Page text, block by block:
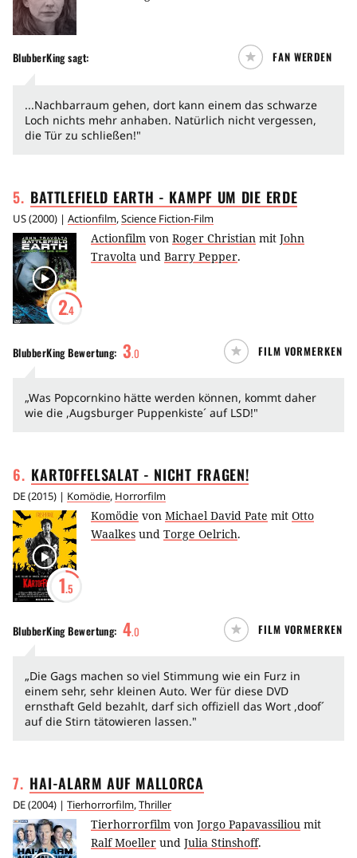
BlubberKing sagt: FAN WERDEN
...Nachbarraum gehen, dort kann einem das schwarze
Loch nichts mehr anhaben. Natürlich nicht vergessen,
die Tür zu schließen!"
5. BATTLEFIELD EARTH - KAMPF UM DIE ERDE
US(2000) | Actionfilm,Science Fiction-Film
2.4
Actionfilm von Roger Christian mit John
Travolta und Barry Pepper.
BlubberKingBewertung: 3.0 FILM VORMERKEN
„Was Popcornkino hätte werden können, kommt daher
wie die ,Augsburger Puppenkiste´ auf LSD!"
6. KARTOFFELSALAT - NICHT FRAGEN!
DE(2015) | Komödie, Horrorfilm
1.5
Komödie von Michael David Pate mit Otto
Waalkes und Torge Oelrich.
BlubberKingBewertung: 4.0 FILM VORMERKEN
„Die Gags machen so viel Stimmung wie ein Furz in
einem sehr, sehr kleinen Auto. Wer für diese DVD
ernsthaft Geld bezahlt, darf sich offiziell das Wort ,doof´
auf die Stirn tätowieren lassen."
7. HAI-ALARM AUF MALLORCA
DE(2004) | Tierhorrorfilm,Thriller
Tierhorrorfilm von Jorgo Papavassiliou mit
Ralf Moeller und Julia Stinshoff.